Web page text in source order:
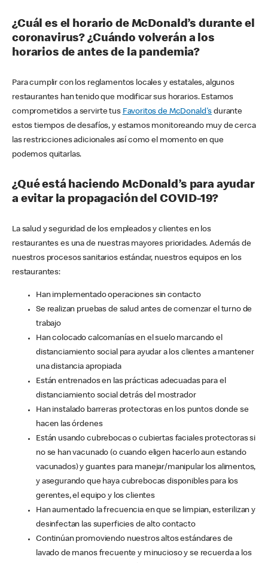
¿Cuál es el horario de McDonald’s durante el
coronavirus? ¿Cuándo volverán a los
horarios de antes de la pandemia?
Para cumplir con los reglamentos locales y estatales, algunos
restaurantes han tenido que modificar sus horarios. Estamos
comprometidos a servirte tus Favoritos de McDonald's durante
estos tiempos de desafíos, y estamos monitoreando muy de cerca
las restricciones adicionales así como el momento en que
podemos quitarlas.
¿Qué está haciendo McDonald’s para ayudar
a evitar la propagación del COVID-19?
La salud y seguridad de los empleados y clientes en los
restaurantes es una de nuestras mayores prioridades. Además de
nuestros procesos sanitarios estándar, nuestros equipos en los
restaurantes:
Han implementado operaciones sin contacto
Se realizan pruebas de salud antes de comenzar el turno de
trabajo
Han colocado calcomanías en el suelo marcando el
distanciamiento social para ayudar a los clientes a mantener
una distancia apropiada
Están entrenados en las prácticas adecuadas para el
distanciamiento social detrás del mostrador
Han instalado barreras protectoras en los puntos donde se
hacen las órdenes
Están usando cubrebocas o cubiertas faciales protectoras si
no se han vacunado (o cuando eligen hacerlo aun estando
vacunados) y guantes para manejar/manipular los alimentos,
y asegurando que haya cubrebocas disponibles para los
gerentes, el equipo y los clientes
Han aumentado la frecuencia en que se limpian, esterilizan y
desinfectan las superficies de alto contacto
Continúan promoviendo nuestros altos estándares de
lavado de manos frecuente y minucioso y se recuerda a los